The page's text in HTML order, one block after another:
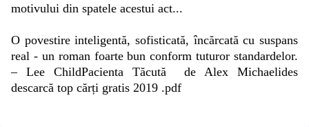
motivului din spatele acestui act...
O povestire inteligentă, sofisticată, încărcată cu suspans
real - un roman foarte bun conform tuturor standardelor.
– Lee ChildPacienta Tăcută de Alex Michaelides
descarcă top cărți gratis 2019 .pdf